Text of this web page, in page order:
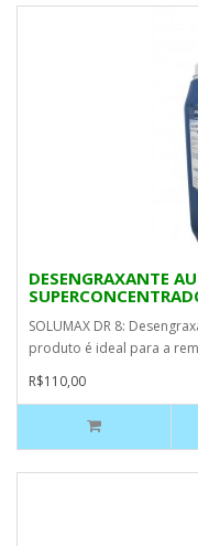
DESENGRAXANTE
SOLUMAX DR 8:
produto é ideal para a
R$110,00